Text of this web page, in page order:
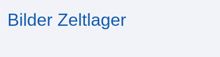
Bilder Zeltlager